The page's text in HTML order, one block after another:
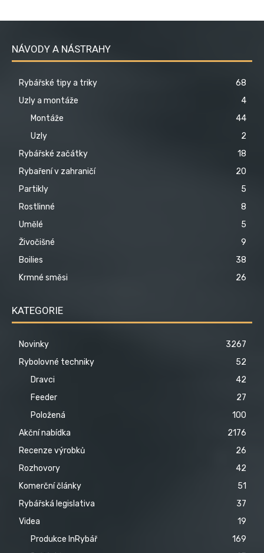
NÁVODY A NÁSTRAHY
Rybářské tipy a triky
68
Uzly a montáže
4
Montáže
44
Uzly
2
Rybářské začátky
18
Rybaření v zahraničí
20
Partikly
5
Rostlinné
8
Umělé
5
Živočišné
9
Boilies
38
Krmné směsi
26
KATEGORIE
Novinky
3267
Rybolovné techniky
52
Dravci
42
Feeder
27
Položená
100
Akční nabídka
2176
Recenze výrobků
26
Rozhovory
42
Komerční články
51
Rybářská legislativa
37
Videa
19
Produkce InRybář
169